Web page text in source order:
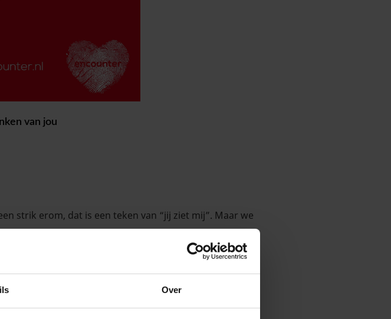
Over
van jou
strik erom, dat is een teken van “jij ziet mij”. Maar we
zijn dat bij jullie?